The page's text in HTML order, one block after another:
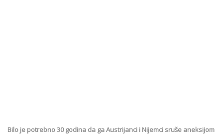
Bilo je potrebno 30 godina da ga Austrijanci i Nijemci sruše aneksijom